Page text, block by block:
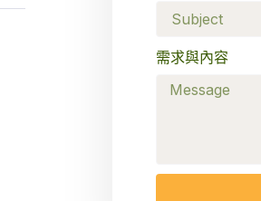
需求與內容